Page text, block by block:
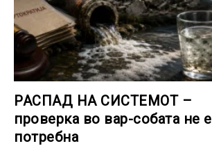
РАСПАД НА СИСТЕМОТ –
проверка во вар-собата не е
потребна